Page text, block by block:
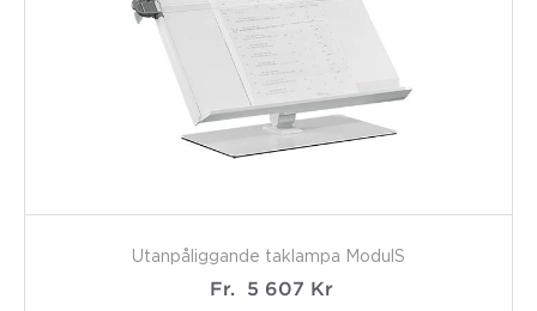
Utanpåliggande taklampa ModulS
Fr.
5 607 Kr